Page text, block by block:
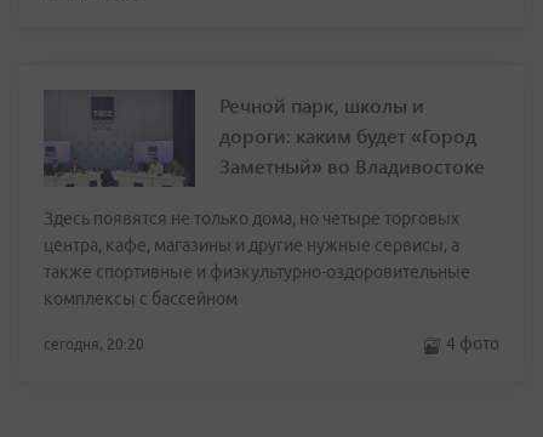
Речной парк, школы и
дороги: каким будет «Город
Заметный» во Владивостоке
Здесь появятся не только дома, но четыре торговых
центра, кафе, магазины и другие нужные сервисы, а
также спортивные и физкультурно-оздоровительные
комплексы с бассейном
сегодня, 20:20 4 фото